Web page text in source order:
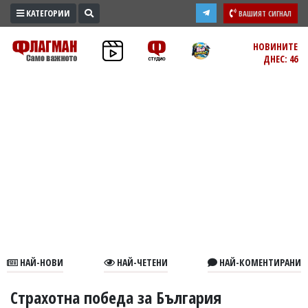
ПРОМО
ЗОНА
В
КАТЕГОРИИ ВАШИЯТ СИГНАЛ
НОВИНИТЕ
ДНЕС: 46
НАЙ-НОВИ НАЙ-ЧЕТЕНИ НАЙ-КОМЕНТИРАНИ
Страхотна победа за България